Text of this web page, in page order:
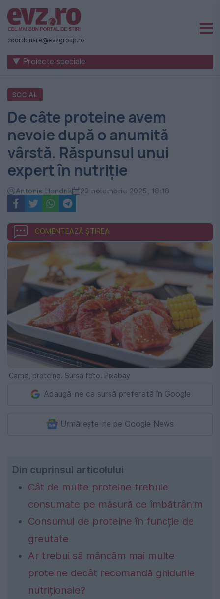
Știri
naționale
internaționale
România
-
Evenimentul
Zilei
coordonare@evzgroup.ro
▼ Proiecte speciale
SOCIAL
De câte proteine avem
nevoie după o anumită
vârstă. Răspunsul unui
expert în nutriție
Antonia Hendrik 29 noiembrie 2025, 18:18
COMENTEAZĂ ȘTIREA
Carne, proteine. Sursa foto. Pixabay
Adaugă-ne ca sursă preferată în Google
Urmărește-ne pe Google News
Din cuprinsul articolului
Cât de multe proteine trebuie
consumate ​​pe măsură ce îmbătrânim
Consumul de proteine în funcție de
greutate
Ar trebui să mâncăm mai multe
proteine decât recomandă ghidurile
nutriționale?